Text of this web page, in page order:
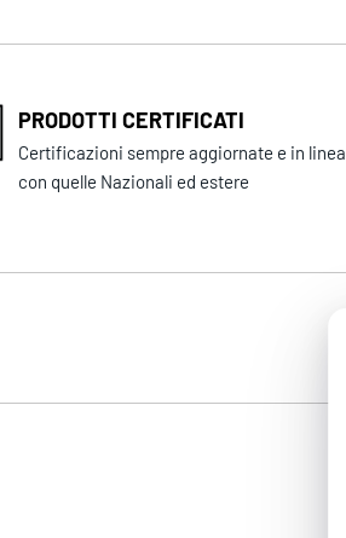
PRODOTTI CERTIFICATI
Certificazioni sempre aggiornate e in linea
con quelle Nazionali ed estere